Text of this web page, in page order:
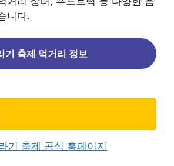
니다.
기 축제 먹거리 정보
기 축제 공식 홈페이지